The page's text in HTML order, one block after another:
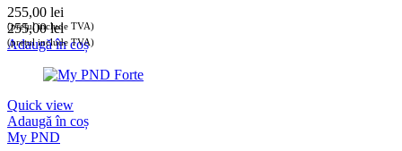
255,00 lei
(prețul include TVA)
255,00lei
(prețul include TVA)
Adaugă în coș
Quick view
Adaugă în coș
My PND